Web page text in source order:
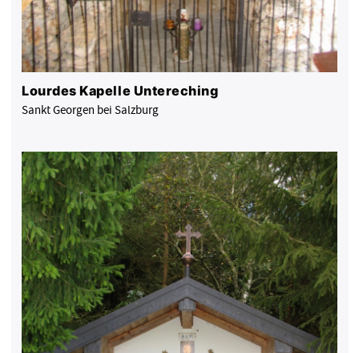
Lourdes Kapelle Untereching
Sankt Georgen bei Salzburg